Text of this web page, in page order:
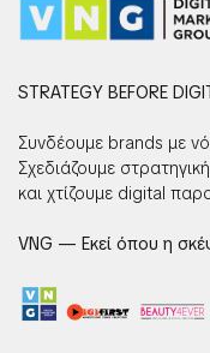
STRATEGY BEFORE
Συνδέουμε brands με
Σχεδιάζουμε
και χτίζουμε digital
VNG — Εκεί όπου η